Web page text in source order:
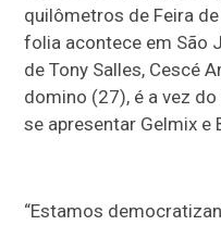
quilômetros de Feira
folia acontece em São
de Tony Salles, Cescé
domino (27), é a vez
se apresentar Gelmix e
“Estamos